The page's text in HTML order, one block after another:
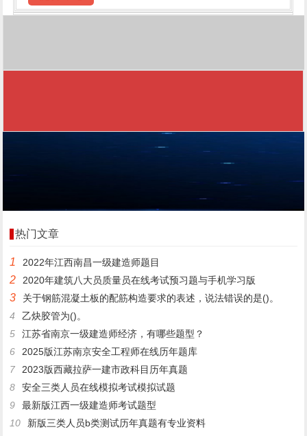
热门文章
1 2022年江西南昌一级建造师题目
2 2020年建筑八大员质量员在线考试预习题与手机学习版
3
关于钢筋混凝土板的配筋构造要求的表述，说法错误的是()。
4
乙炔胶管为()。
5
江苏省南京一级建造师经济，有哪些题型？
6
2025版江苏南京安全工程师在线历年题库
7
2023版西藏拉萨一建市政科目历年真题
8
安全三类人员在线模拟考试模拟试题
9
最新版江西一级建造师考试题型
10
新版三类人员b类测试历年真题有专业资料